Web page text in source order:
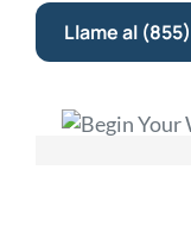
Llame al